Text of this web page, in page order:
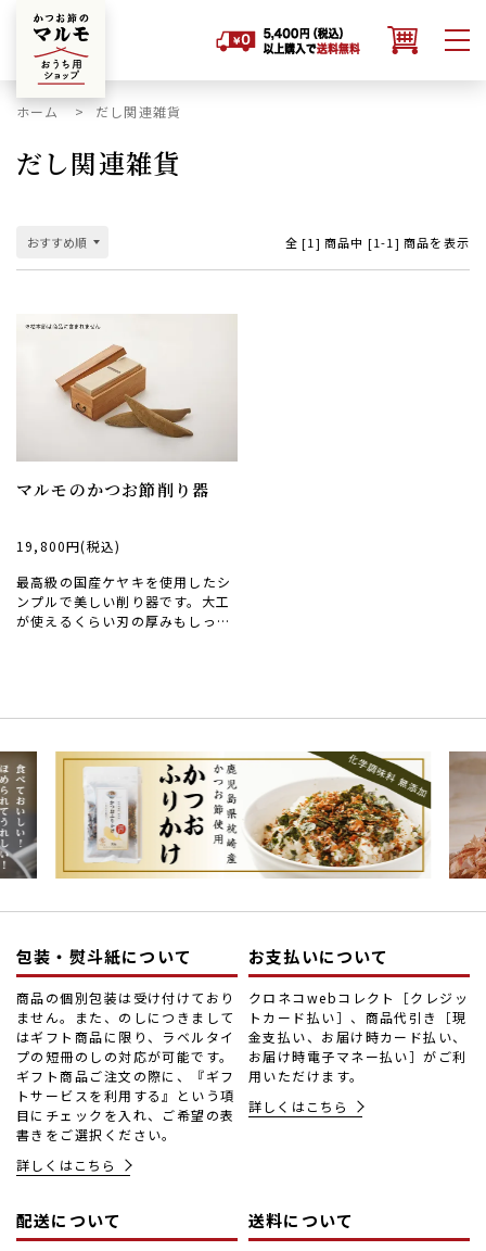
ホーム だし関連雑貨
だし関連雑貨
全 [1 ] 商品中 [1-1 ] 商品を表示
マルモのかつお節削り器
19,800円(税込)
最高級の国産ケヤキを使用したシ
ンプルで美しい削り器です。大工
が使えるくらい刃の厚みもしっか
包装・熨斗紙について
商品の個別包装は受け付けており
ません。また、のしにつきまして
はギフト商品に限り、ラベルタイ
プの短冊のしの対応が可能です。
ギフト商品ご注文の際に、『ギフ
トサービスを利用する』という項
目にチェックを入れ、ご希望の表
書きをご選択ください。
詳しくはこちら
お支払いについて
クロネコwebコレクト［クレジッ
トカード払い］、商品代引き［現
金支払い、お届け時カード払い、
お届け時電子マネー払い］がご利
用いただけます。
詳しくはこちら
配送について 送料について